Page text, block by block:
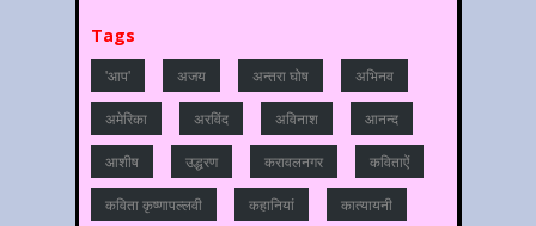
Tags
'आप' अजय अन्‍तरा घोष अभिनव
अमेरिका अरविंद अविनाश आनन्‍द
आशीष उद्धरण करावलनगर कविताऐं
कविता कृष्णापल्लवी कहानियां कात्‍यायनी